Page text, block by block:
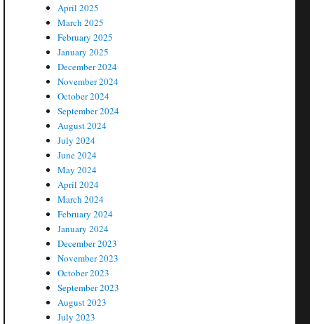
April 2025
March 2025
February 2025
January 2025
December 2024
November 2024
October 2024
September 2024
August 2024
July 2024
June 2024
May 2024
April 2024
March 2024
February 2024
January 2024
December 2023
November 2023
October 2023
September 2023
August 2023
July 2023